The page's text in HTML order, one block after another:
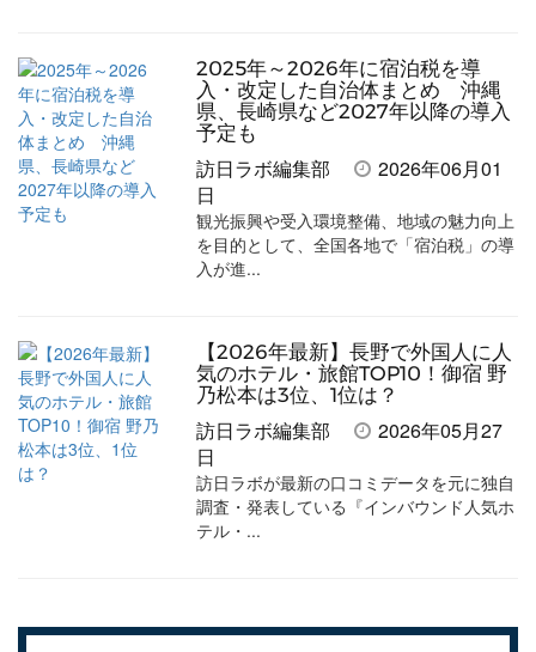
2025年～2026年に宿泊税を導
入・改定した自治体まとめ 沖縄
県、長崎県など2027年以降の導入
予定も
訪日ラボ編集部
2026年06月01
日
観光振興や受入環境整備、地域の魅力向上
を目的として、全国各地で「宿泊税」の導
入が進...
【2026年最新】長野で外国人に人
気のホテル・旅館TOP10！御宿 野
乃松本は3位、1位は？
訪日ラボ編集部
2026年05月27
日
訪日ラボが最新の口コミデータを元に独自
調査・発表している『インバウンド人気ホ
テル・...